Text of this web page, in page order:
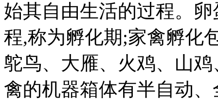
始其自由生活的过程。
程,称为孵化期;家禽孵化
鸵鸟、大雁、火鸡、山
禽的机器箱体有半自动